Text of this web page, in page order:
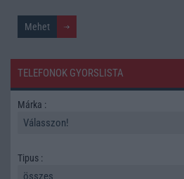
TELEFONOK GYORSLISTA
Márka :
Tipus :